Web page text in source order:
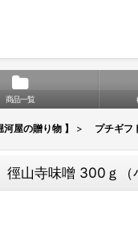
商品一覧
河屋の贈り物 】 > プチギフ
徑山寺味噌 300ｇ（